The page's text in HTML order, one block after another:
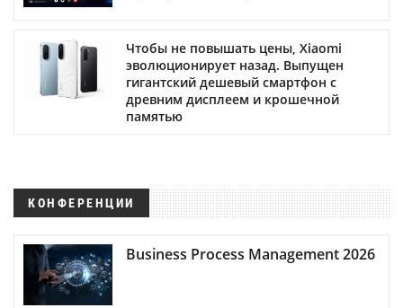
Чтобы не повышать цены, Xiaomi
эволюционирует назад. Выпущен
гигантский дешевый смартфон с
древним дисплеем и крошечной
памятью
КОНФЕРЕНЦИИ
Business Process Management 2026